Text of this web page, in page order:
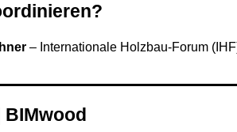
– Internationale Holzbau-Forum
BIMwood